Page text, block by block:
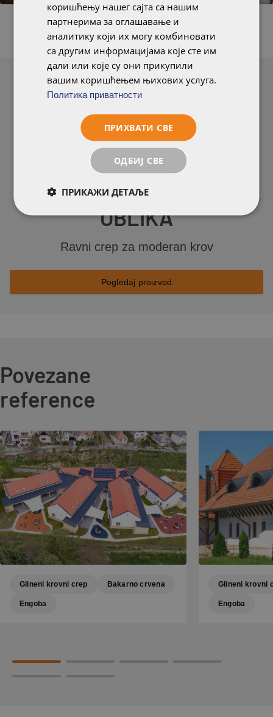
RONA
SEGMENTNOG
OBLIKA
Ravni crep za moderan krov
Pogledaj proizvod
Povezane
reference
Glineni krovni crep Bakarno crvena
Engoba
Glineni krovni
Engoba
коришћењу нашег сајта са нашим
партнерима за оглашавање и
аналитику који их могу комбиновати
са другим информацијама које сте им
дали или које су они прикупили
вашим коришћењем њихових услуга.
Политика приватности
ПРИХВАТИ СВЕ
ОДБИЈ СВЕ
ПРИКАЖИ ДЕТАЉЕ